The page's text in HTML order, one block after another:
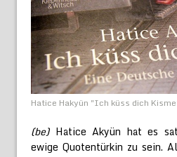
Hatice Hakyün "Ich küss dich
(be)Hatice Akyün hat es
ewige Quotentürkin zu sein.